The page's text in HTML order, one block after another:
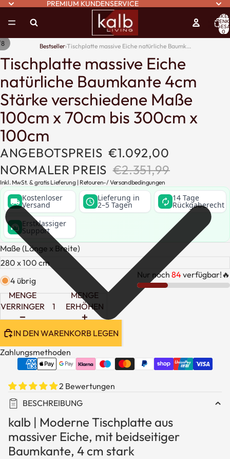
PREMIUM KUNDENSERVICE
0
Bestseller›Tischplatte massive Eiche natürliche Baumk...
8
Tischplatte massive Eiche
natürliche Baumkante 4cm
Stärke verschiedene Maße
100cm x 70cm bis 300cm x
100cm
ANGEBOTSPREIS €1.092,00
NORMALER PREIS €2.351,99
Inkl. MwSt. & gratis Lieferung | Retouren-/Versandbedingungen
local_shipping Kostenloser
Versand schedule Lieferung in
2–5 Tagen autorenew 14 Tage
Rückgaberecht
support_agent Erstklassiger
Support
Maße (Länge x Breite)
4 übrig
Nur noch 84 verfügbar!🔥
MENGE
VERRINGERN
MENGE
ERHÖHEN
IN DEN WARENKORB LEGEN
Zahlungsmethoden
2 Bewertungen
BESCHREIBUNG
kalb | Moderne Tischplatte aus
massiver Eiche, mit beidseitiger
Baumkante, 4 cm stark